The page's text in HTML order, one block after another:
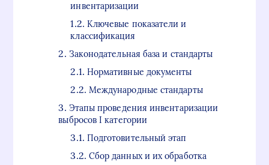
инвентаризации
Ключевые показатели и
классификация
Законодательная база и стандарты
Нормативные документы
Международные стандарты
Этапы проведения инвентаризации
выбросов I категории
Подготовительный этап
Сбор данных и их обработка